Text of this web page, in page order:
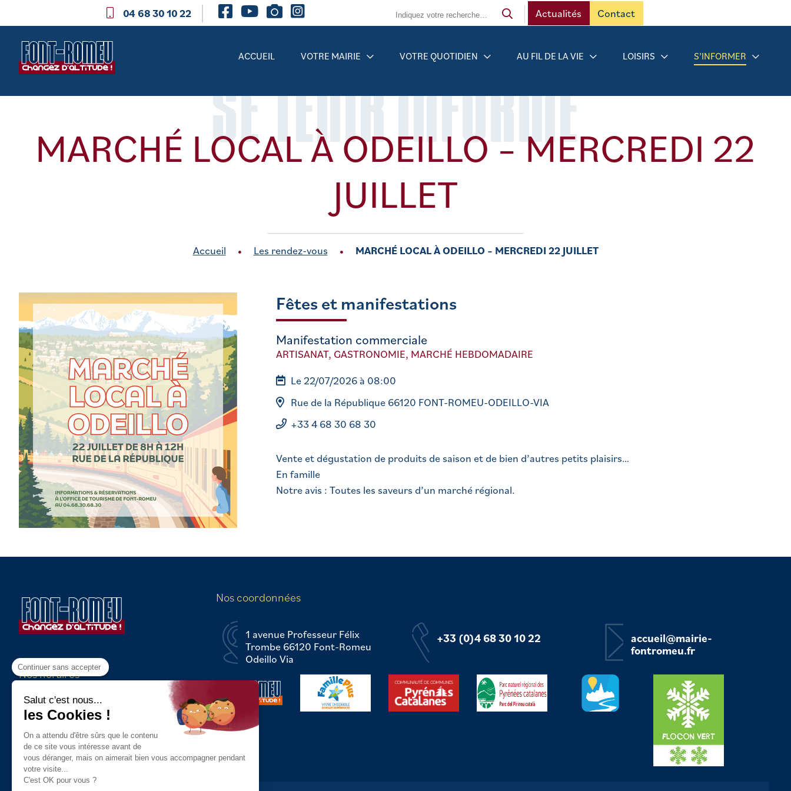
04 68 30 10 22 Contact
Actualités
ACCUEIL VOTRE MAIRIE VOTRE QUOTIDIEN AU FIL DE LA VIE LOISIRS S’INFORMER
SE TENIR INFORMÉ
MARCHÉ LOCAL À ODEILLO – MERCREDI 22
JUILLET
Accueil Les rendez-vous MARCHÉ LOCAL À ODEILLO – MERCREDI 22 JUILLET
Fêtes et manifestations
Manifestation commerciale
ARTISANAT, GASTRONOMIE, MARCHÉ HEBDOMADAIRE
Le 22/07/2026 à 08:00
Rue de la République 66120 FONT-ROMEU-ODEILLO-VIA
+33 4 68 30 68 30
Vente et dégustation de produits de saison et de bien d’autres petits plaisirs…
En famille
Notre avis : Toutes les saveurs d’un marché régional.
Nos horaires
8h30 - 12h30 / 13h30 - 17h00
Nos coordonnées
1 avenue Professeur Félix
Trombe 66120 Font-Romeu
Odeillo Via
+33 (0)4 68 30 10 22
accueil@mairie-
fontromeu.fr
Continuer sans accepter
Salut c'est nous...
les Cookies !
On a attendu d'être sûrs que le contenu
de ce site vous intéresse avant de
vous déranger, mais on aimerait bien vous accompagner pendant
votre visite...
C'est OK pour vous ?